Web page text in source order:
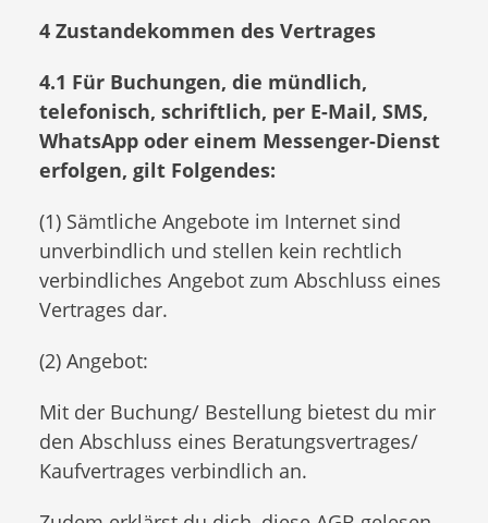
4 Zustandekommen des Vertrages
4.1 Für Buchungen, die mündlich,
telefonisch, schriftlich, per E-Mail, SMS,
WhatsApp oder einem Messenger-Dienst
erfolgen, gilt Folgendes:
(1) Sämtliche Angebote im Internet sind
unverbindlich und stellen kein rechtlich
verbindliches Angebot zum Abschluss eines
Vertrages dar.
(2) Angebot:
Mit der Buchung/ Bestellung bietest du mir
den Abschluss eines Beratungsvertrages/
Kaufvertrages verbindlich an.